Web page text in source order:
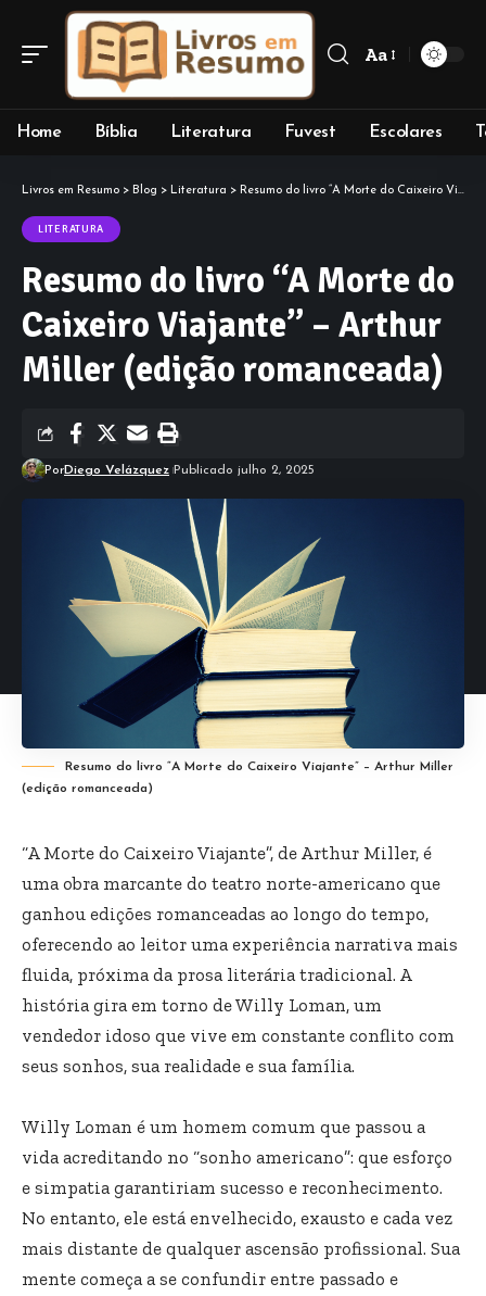
Font
Aa
Home Bíblia Literatura Fuvest Escolares
Livros em Resumo > Blog > Literatura > Resumo do livro “A Morte do Caixeiro Viajante” – Arthur Miller (edição romanceada)
LITERATURA
Resumo do livro “A Morte do
Caixeiro Viajante” – Arthur
Miller (edição romanceada)
PorDiego Velázquez Publicado julho 2, 2025
Resumo do livro “A Morte do Caixeiro Viajante” – Arthur Miller
(edição romanceada)
“A Morte do Caixeiro Viajante”, de Arthur Miller, é
uma obra marcante do teatro norte-americano que
ganhou edições romanceadas ao longo do tempo,
oferecendo ao leitor uma experiência narrativa mais
fluida, próxima da prosa literária tradicional. A
história gira em torno de Willy Loman, um
vendedor idoso que vive em constante conflito com
seus sonhos, sua realidade e sua família.
Willy Loman é um homem comum que passou a
vida acreditando no “sonho americano”: que esforço
e simpatia garantiriam sucesso e reconhecimento.
No entanto, ele está envelhecido, exausto e cada vez
mais distante de qualquer ascensão profissional. Sua
mente começa a se confundir entre passado e